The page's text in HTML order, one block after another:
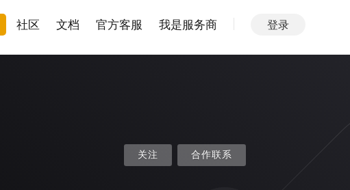
社区 文档 官方客服 我是服务商 登录
关注 合作联系